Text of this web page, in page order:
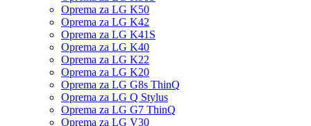
Oprema za LG K50
Oprema za LG K42
Oprema za LG K41S
Oprema za LG K40
Oprema za LG K22
Oprema za LG K20
Oprema za LG G8s ThinQ
Oprema za LG Q Stylus
Oprema za LG G7 ThinQ
Oprema za LG V30